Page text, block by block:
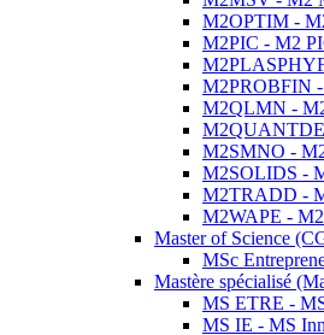
M2OPTIM -
M2PIC - M2
M2PROBFIN -
M2QLMN -
M2SMNO -
M2SOLIDS -
M2TRADD -
M2WAPE -
Master of Science
MSc
Mastère spécialisé
MS ETRE -
MS IE - MS